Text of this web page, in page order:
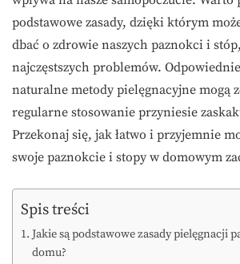
podstawowe zasady, dzięki którym
dbać o zdrowie naszych paznokci i
najczęstszych problemów.
naturalne metody pielęgnacyjne mogą
regularne stosowanie przyniesie
Przekonaj się, jak łatwo i przyjemnie
swoje paznokcie i stopy w domowym
Spis treści
Jakie są podstawowe zasady pielęgnacji
domu?